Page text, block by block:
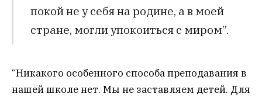
покой не у себя на родине, а в моей
стране, могли упокоиться с миром”.
“Никакого особенного способа преподавания в
нашей школе нет. Мы не заставляем детей. Для